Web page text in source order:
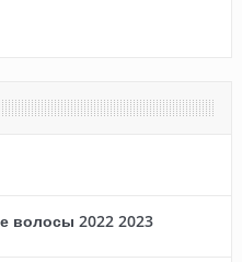
волосы 2022 2023